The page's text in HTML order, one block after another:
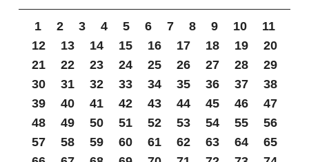
1 2 3 4 5 6 7 8 9 10
11
12
13 14 15 16 17 18 19
20
21
22 23 24 25 26 27 28
29
30
31 32 33 34 35 36 37
38
39
40 41 42 43 44 45 46
47
48
49 50 51 52 53 54 55
56
57
58 59 60 61 62 63 64
65